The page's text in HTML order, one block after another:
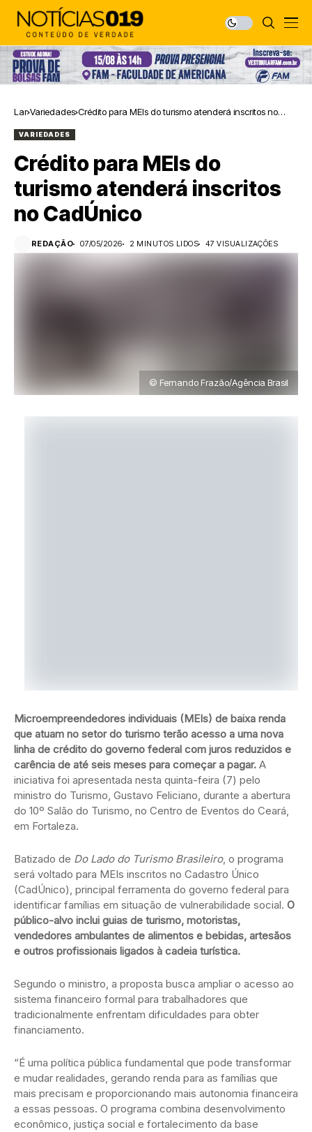
Lar Variedades Crédito para MEIs do turismo atenderá inscritos no
VARIEDADES
Crédito para MEIs do
turismo atenderá inscritos
no CadÚnico
REDAÇÃO 07/05/2026 2 MINUTOS LIDOS 47 VISUALIZAÇÕES
© Fernando Frazão/Agência Brasil
Microempreendedores individuais (MEIs) de baixa renda
que atuam no setor do turismo terão acesso a uma nova
linha de crédito do governo federal com juros reduzidos e
carência de até seis meses para começar a pagar. A
iniciativa foi apresentada nesta quinta-feira (7) pelo
ministro do Turismo, Gustavo Feliciano, durante a abertura
do 10º Salão do Turismo, no Centro de Eventos do Ceará,
em Fortaleza.
Batizado de Do Lado do Turismo Brasileiro, o programa
será voltado para MEIs inscritos no Cadastro Único
(CadÚnico), principal ferramenta do governo federal para
identificar famílias em situação de vulnerabilidade social. O
público-alvo inclui guias de turismo, motoristas,
vendedores ambulantes de alimentos e bebidas, artesãos
e outros profissionais ligados à cadeia turística.
Segundo o ministro, a proposta busca ampliar o acesso ao
sistema financeiro formal para trabalhadores que
tradicionalmente enfrentam dificuldades para obter
financiamento.
“É uma política pública fundamental que pode transformar
e mudar realidades, gerando renda para as famílias que
mais precisam e proporcionando mais autonomia financeira
a essas pessoas. O programa combina desenvolvimento
econômico, justiça social e fortalecimento da base